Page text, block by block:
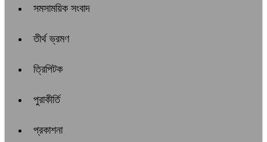
সমসাময়িক সংবাদ
তীর্থ ভ্রমণ
ত্রিপিটক
পুরাকীর্তি
প্রকাশনা